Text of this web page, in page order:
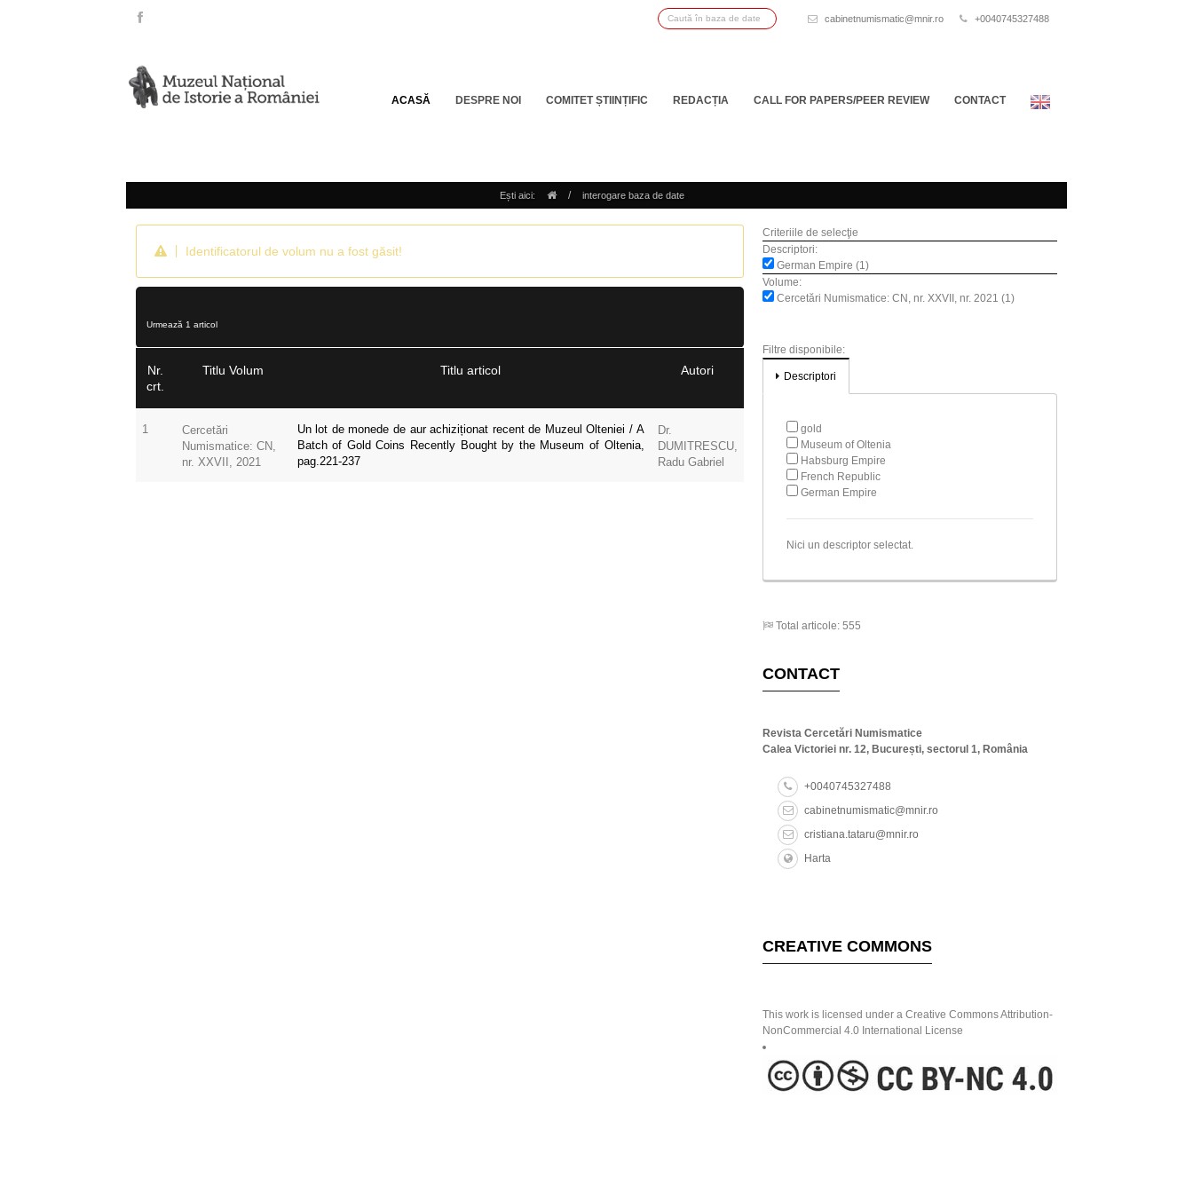
cabinetnumismatic@mnir.ro +0040745327488
ACASĂ DESPRE NOI COMITET ȘTIINȚIFIC REDACȚIA CALL FOR PAPERS/PEER REVIEW CONTACT
Ești aici: / interogare baza de date
Identificatorul de volum nu a fost găsit!
Urmează 1 articol
Nr.
crt.
Titlu Volum Titlu articol Autori
1
Cercetări
Numismatice: CN,
nr. XXVII, 2021
Un lot de monede de aur achiziționat recent de Muzeul Olteniei / A
Batch of Gold Coins Recently Bought by the Museum of Oltenia,
pag.221-237
Dr.
DUMITRESCU,
Radu Gabriel
Criteriile de selecţie
Descriptori:
German Empire (1)
Volume:
Cercetări Numismatice: CN, nr. XXVII, nr. 2021 (1)
Filtre disponibile:
Descriptori
gold
Museum of Oltenia
Habsburg Empire
French Republic
German Empire
Nici un descriptor selectat.
Total articole: 555
CONTACT
Revista Cercetări Numismatice
Calea Victoriei nr. 12, București, sectorul 1, România
+0040745327488
cabinetnumismatic@mnir.ro
cristiana.tataru@mnir.ro
Harta
CREATIVE COMMONS
This work is licensed under a Creative Commons Attribution-
NonCommercial 4.0 International License